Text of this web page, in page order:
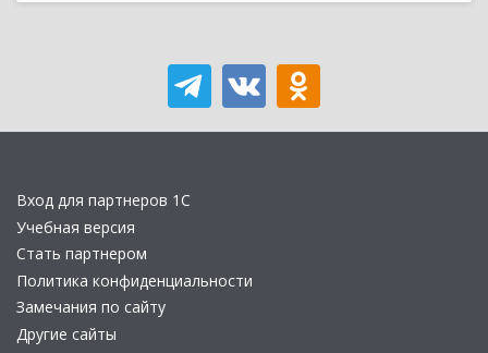
Вход для партнеров 1С
Учебная версия
Стать партнером
Политика конфиденциальности
Замечания по сайту
Другие сайты